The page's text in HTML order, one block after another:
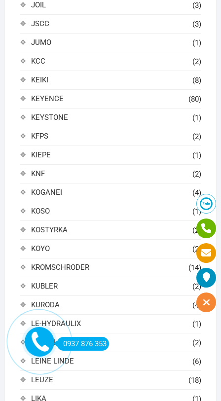
JOIL (3)
JSCC (3)
JUMO (1)
KCC (2)
KEIKI (8)
KEYENCE (80)
KEYSTONE (1)
KFPS (2)
KIEPE (1)
KNF (2)
KOGANEI (4)
KOSO (1)
KOSTYRKA (2)
KOYO (2)
KROMSCHRODER (14)
KUBLER (2)
KURODA (4)
LE-HYDRAULIX (1)
LEADSHINE (2)
LEINE LINDE (6)
LEUZE (18)
LIKA (1)
0937 876 353